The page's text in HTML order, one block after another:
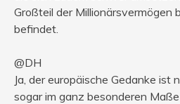
Großteil der Millionärsvermögen
befindet.
@DH
Ja, der europäische Gedanke ist
sogar im ganz besonderen